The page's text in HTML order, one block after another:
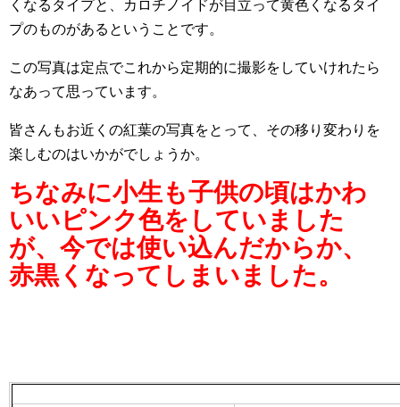
くなるタイプと、カロチノイドが目立って黄色くなるタイ
プのものがあるということです。
この写真は定点でこれから定期的に撮影をしていけれたら
なあって思っています。
皆さんもお近くの紅葉の写真をとって、その移り変わりを
楽しむのはいかがでしょうか。
ちなみに小生も子供の頃はかわ
いいピンク色をしていました
が、今では使い込んだからか、
赤黒くなってしまいました。